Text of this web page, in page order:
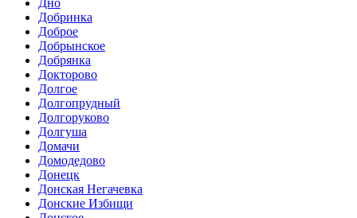
Добринка
Доброе
Добрынское
Добрянка
Докторово
Долгое
Долгопрудный
Долгоруково
Долгуша
Домачи
Домодедово
Донецк
Донская Негачевка
Донские Избищи